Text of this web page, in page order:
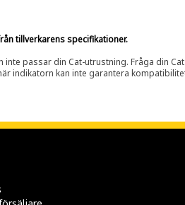
tillverkarens specifikationer.
passar din Cat-utrustning. Fråga din
indikatorn kan inte garantera